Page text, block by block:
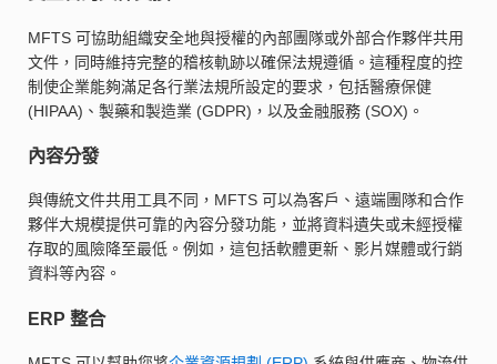
MFTS 可協助組織安全地與授權的內部團隊或外部合作夥伴共用
文件，同時維持完整的稽核軌跡以確保法規遵循。這種程度的控
制使企業能夠滿足各行業法規所設定的要求，包括醫療保健
(HIPAA)、製藥和製造業 (GDPR)，以及金融服務 (SOX)。
內容分發
與傳統文件共用工具不同，MFTS 可以為客戶、遠端團隊和合作
夥伴大規模提供可靠的內容分發功能，並將資料遺失或未經授權
存取的風險降至最低。例如，這包括軟體更新、影片媒體或行銷
資料等內容。
ERP 整合